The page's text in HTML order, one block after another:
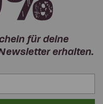
für deine
erhalten.